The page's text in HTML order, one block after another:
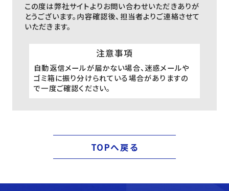
この度は弊社サイトよりお問い合わせいただきありが
とうございます。内容確認後、担当者よりご連絡させて
いただきます。
注意事項
自動返信メールが届かない場合、迷惑メールや
ゴミ箱に振り分けられている場合がありますの
で一度ご確認ください。
TOPへ戻る